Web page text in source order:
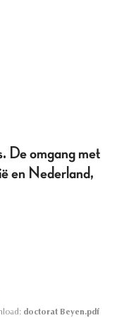
De omgang met
en Nederland,
doctorat Beyen.pdf